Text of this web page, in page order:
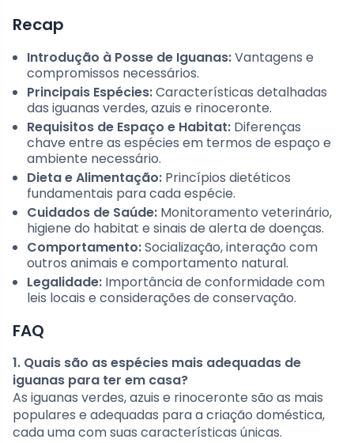
Recap
Introdução à Posse de Iguanas:Vantagens e
compromissos necessários.
Principais Espécies:Características detalhadas
das iguanas verdes, azuis e rinoceronte.
Requisitos de Espaço e Habitat: Diferenças
chave entre as espécies em termos de espaço e
ambiente necessário.
Dieta e Alimentação: Princípios dietéticos
fundamentais para cada espécie.
Cuidados de Saúde: Monitoramento veterinário,
higiene do habitat e sinais de alerta de doenças.
Comportamento:Socialização, interação com
outros animais e comportamento natural.
Legalidade: Importância de conformidade com
leis locais e considerações de conservação.
FAQ
1. Quais são as espécies mais adequadas de
iguanas para ter em casa?
As iguanas verdes, azuis e rinoceronte são as mais
populares e adequadas para a criação doméstica,
cada uma com suas características únicas.